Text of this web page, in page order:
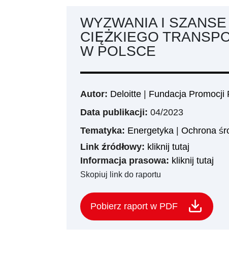
WYZWANIA I
CIĘŻKIEGO
W POLSCE
Autor: Deloitte| Fundacja Promocji
Data publikacji: 04/2023
Tematyka: Energetyka| Ochrona
Link źródłowy: kliknij tutaj
Informacja prasowa: kliknij tutaj
Skopiuj link do raportu
Pobierz raport w PDF